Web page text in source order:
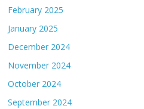
February 2025
January 2025
December 2024
November 2024
October 2024
September 2024